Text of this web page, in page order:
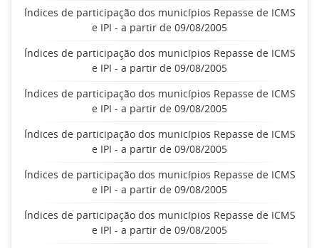
Índices de participação dos municípios Repasse de ICMS
e IPI - a partir de 09/08/2005
Índices de participação dos municípios Repasse de ICMS
e IPI - a partir de 09/08/2005
Índices de participação dos municípios Repasse de ICMS
e IPI - a partir de 09/08/2005
Índices de participação dos municípios Repasse de ICMS
e IPI - a partir de 09/08/2005
Índices de participação dos municípios Repasse de ICMS
e IPI - a partir de 09/08/2005
Índices de participação dos municípios Repasse de ICMS
e IPI - a partir de 09/08/2005